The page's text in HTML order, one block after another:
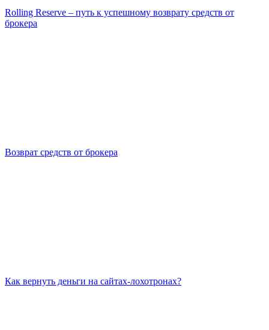
Rolling Reserve – путь к успешному возврату средств от
брокера
Возврат средств от брокера
Как вернуть деньги на сайтах-лохотронах?